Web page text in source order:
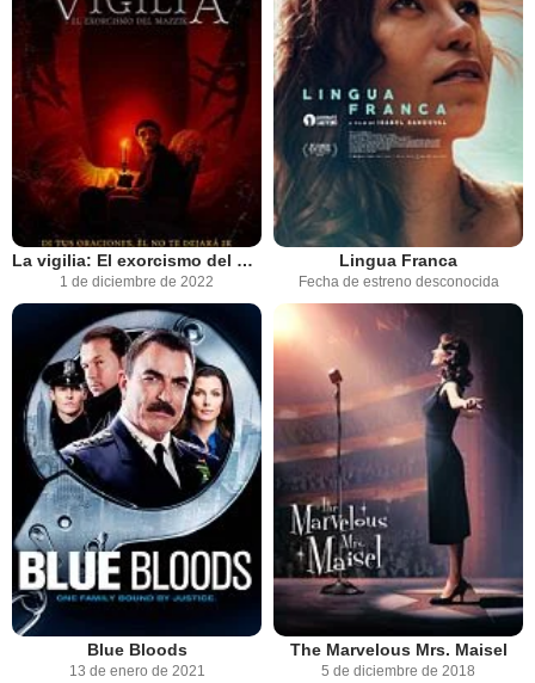
La vigilia: El exorcismo del Mazzik
1 de diciembre de 2022
Lingua Franca
Fecha de estreno desconocida
Blue Bloods
13 de enero de 2021
The Marvelous Mrs. Maisel
5 de diciembre de 2018